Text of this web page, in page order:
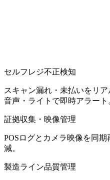
セルフレジ不正検知
スキャン漏れ・未払いをリ
音声・ライトで即時アラート
証拠収集・映像管理
POSログとカメラ映像を同
減。
製造ライン品質管理